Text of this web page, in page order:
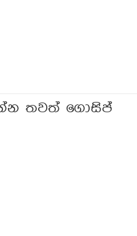
තවත් ගොසිප්